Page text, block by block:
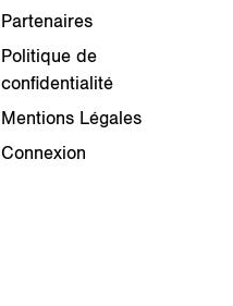
Partenaires
Politique de
confidentialité
Mentions Légales
Connexion